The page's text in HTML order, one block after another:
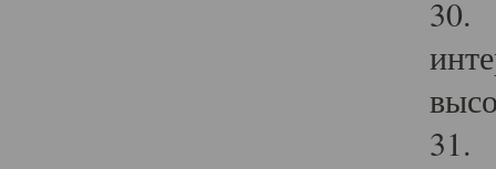
30.
31.